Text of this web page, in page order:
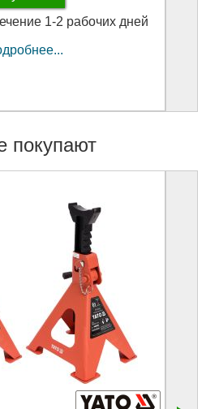
1-2 рабочих дней
покупают